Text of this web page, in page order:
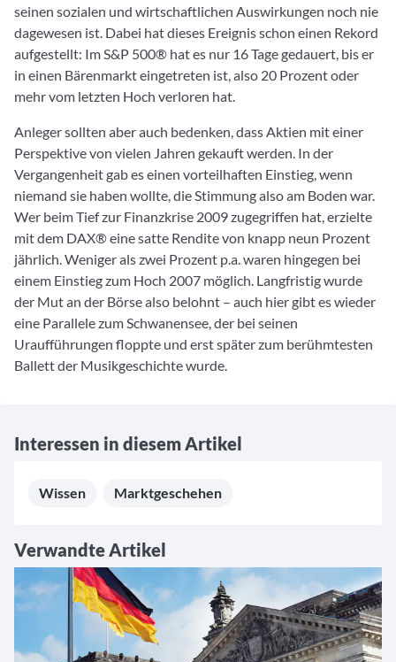
seinen sozialen und wirtschaftlichen Auswirkungen noch nie
dagewesen ist. Dabei hat dieses Ereignis schon einen Rekord
aufgestellt: Im S&P 500® hat es nur 16 Tage gedauert, bis er
in einen Bärenmarkt eingetreten ist, also 20 Prozent oder
mehr vom letzten Hoch verloren hat.
Anleger sollten aber auch bedenken, dass Aktien mit einer
Perspektive von vielen Jahren gekauft werden. In der
Vergangenheit gab es einen vorteilhaften Einstieg, wenn
niemand sie haben wollte, die Stimmung also am Boden war.
Wer beim Tief zur Finanzkrise 2009 zugegriffen hat, erzielte
mit dem DAX® eine satte Rendite von knapp neun Prozent
jährlich. Weniger als zwei Prozent p.a. waren hingegen bei
einem Einstieg zum Hoch 2007 möglich. Langfristig wurde
der Mut an der Börse also belohnt – auch hier gibt es wieder
eine Parallele zum Schwanensee, der bei seinen
Uraufführungen floppte und erst später zum berühmtesten
Ballett der Musikgeschichte wurde.
Interessen in diesem Artikel
Wissen Marktgeschehen
Verwandte Artikel